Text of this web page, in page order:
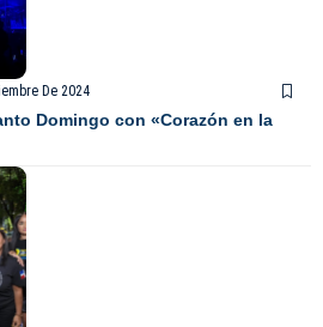
De 2024
Domingo con «Corazón en la